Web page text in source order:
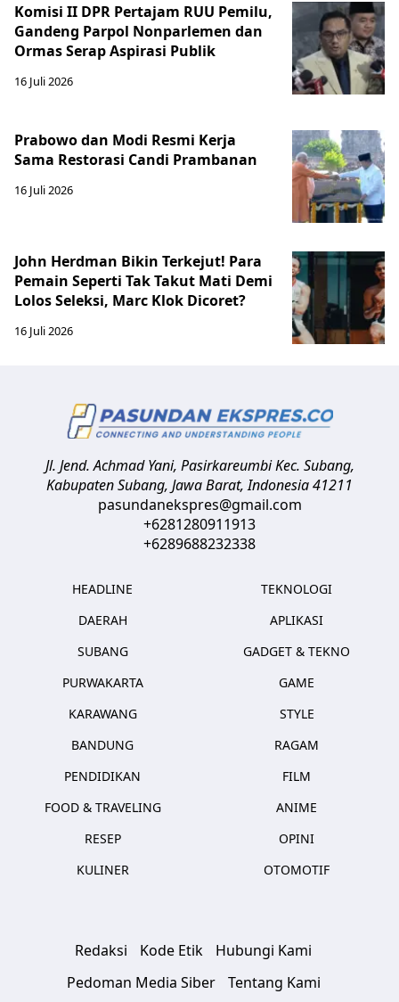
Komisi II DPR Pertajam RUU Pemilu,
Gandeng Parpol Nonparlemen dan
Ormas Serap Aspirasi Publik
16 Juli 2026
Prabowo dan Modi Resmi Kerja
Sama Restorasi Candi Prambanan
16 Juli 2026
John Herdman Bikin Terkejut! Para
Pemain Seperti Tak Takut Mati Demi
Lolos Seleksi, Marc Klok Dicoret?
16 Juli 2026
Jl. Jend. Achmad Yani, Pasirkareumbi Kec. Subang,
Kabupaten Subang, Jawa Barat,Indonesia41211
pasundanekspres@gmail.com
+6281280911913
+6289688232338
HEADLINE
DAERAH
SUBANG
PURWAKARTA
KARAWANG
BANDUNG
PENDIDIKAN
FOOD & TRAVELING
RESEP
KULINER
TEKNOLOGI
APLIKASI
GADGET & TEKNO
GAME
STYLE
RAGAM
FILM
ANIME
OPINI
OTOMOTIF
Redaksi Kode Etik
Hubungi Kami
Pedoman Media Siber
Tentang Kami